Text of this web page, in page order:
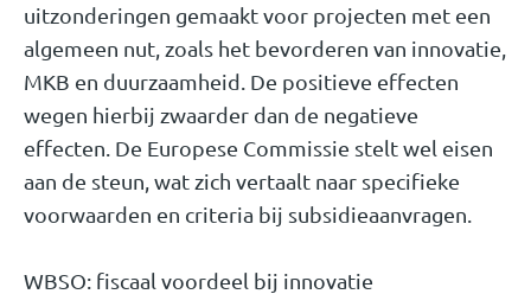
uitzonderingen gemaakt voor projecten met een
algemeen nut, zoals het bevorderen van innovatie,
MKB en duurzaamheid. De positieve effecten
wegen hierbij zwaarder dan de negatieve
effecten. De Europese Commissie stelt wel eisen
aan de steun, wat zich vertaalt naar specifieke
voorwaarden en criteria bij subsidieaanvragen.
WBSO: fiscaal voordeel bij innovatie